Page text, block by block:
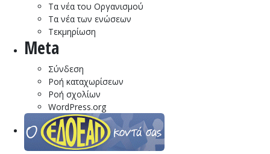
Τα νέα του Οργανισμού
Τα νέα των ενώσεων
Τεκμηρίωση
Meta
Σύνδεση
Ροή καταχωρίσεων
Ροή σχολίων
WordPress.org